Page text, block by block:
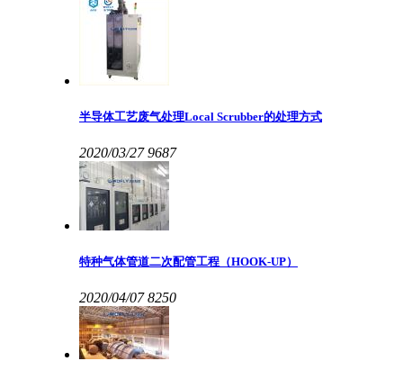
半导体工艺废气处理Local Scrubber的处理方式
2020/03/27 9687
特种气体管道二次配管工程（HOOK-UP）
2020/04/07 8250